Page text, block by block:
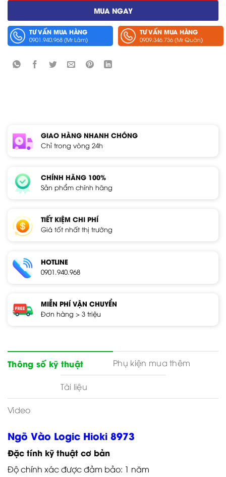
MUA NGAY
TƯ VẤN MUA HÀNG
0901.940.968 (Mr Lâm)
TƯ VẤN MUA HÀNG
0909.346.736 (Mr Quân)
GIAO HÀNG NHANH CHÓNG
Chỉ trong vòng 24h
CHÍNH HÃNG 100%
Sản phẩm chính hãng
TIẾT KIỆM CHI PHÍ
Giá tốt nhất thị trường
HOTLINE
0901.940.968
MIỄN PHÍ VẬN CHUYỂN
Đơn hàng > 3 triệu
Thông số kỹ thuật Phụ kiện mua thêm
Tài liệu
Video
Ngõ Vào Logic Hioki 8973
Đặc tính kỹ thuật cơ bản
Độ chính xác được đảm bảo: 1 năm